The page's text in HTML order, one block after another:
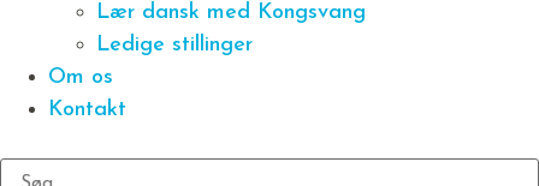
Lær dansk med Kongsvang
Ledige stillinger
Om os
Kontakt